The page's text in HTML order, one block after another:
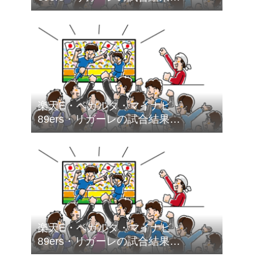
（2026.5.1～2026.5.31）
楽天E・ベガルタ・マイナビ・
89ers・リガーレの試合結果
（2026.4.1～2026.4.30）
楽天E・ベガルタ・マイナビ・
89ers・リガーレの試合結果
（2026.3.1～2026.3.31）